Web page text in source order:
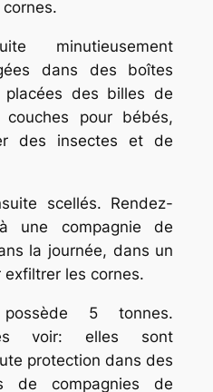
minutieusement
dans des boîtes
des billes de
pour bébés,
des insectes et de
scellés. Rendez-
une compagnie de
la journée, dans un
les cornes.
5 tonnes.
voir: elles sont
protection dans des
de compagnies de